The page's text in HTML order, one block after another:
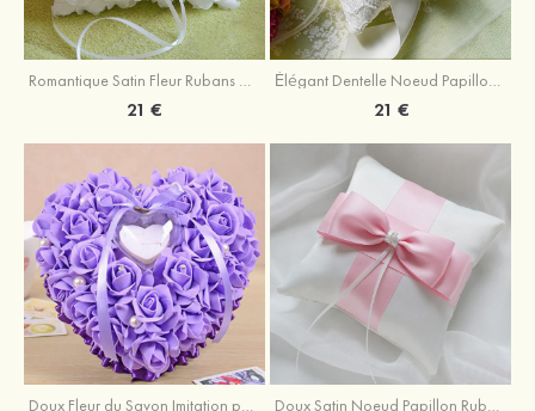
Romantique Satin Fleur Rubans Anneaux Oreiller
21 €
Élégant Dentelle Noeud Papillon Rubans Anneaux Oreiller
21 €
Doux Fleur du Savon Imitation pearl Anneaux Oreiller Doux Satin Noeud Papillon Rubans Anneaux Oreiller